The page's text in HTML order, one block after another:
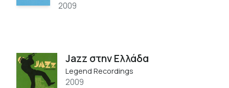
2009
Jazz στην Ελλάδα
Legend Recordings
2009